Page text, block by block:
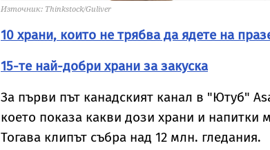
Източник: Thinkstock/Guliver
10 храни, които не трябва да ядете на
15-те най-добри храни за закуска
За първи път канадският канал в "Ютуб"
което показа какви дози храни и напитки
Тогава клипът събра над 12 млн. гледания.